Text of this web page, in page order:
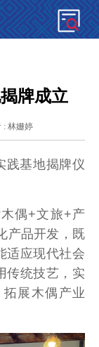
牌成立
: 林姗婷
践基地揭牌仪
偶+文旅+产
产品开发，既
适应现代社会
传统技艺，实
展木偶产业